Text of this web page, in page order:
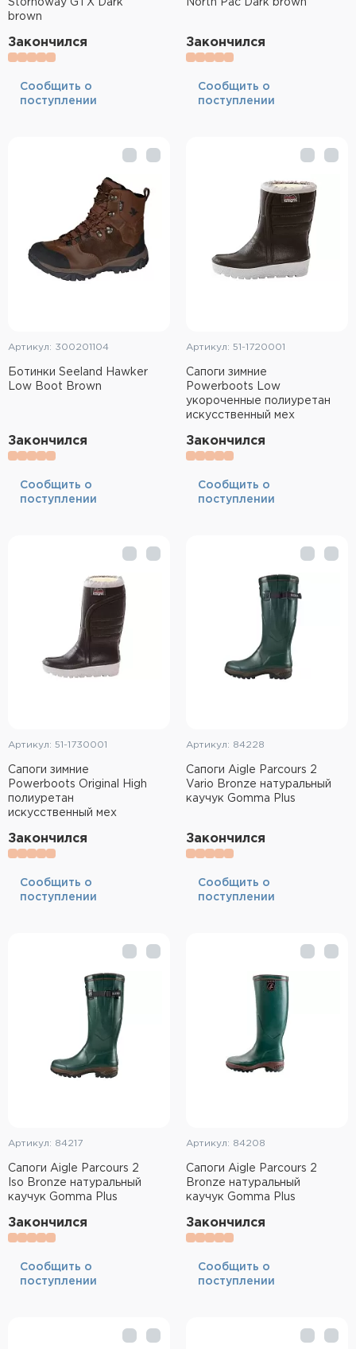
Stornoway GTX Dark
brown
Закончился
Cообщить о
поступлении
North Pac Dark brown
Закончился
Cообщить о
поступлении
Артикул: 300201104
Ботинки Seeland Hawker
Low Boot Brown
Закончился
Cообщить о
поступлении
Артикул: 51-1720001
Сапоги зимние
Powerboots Low
укороченные полиуретан
искусственный мех
Закончился
Cообщить о
поступлении
Артикул: 51-1730001
Сапоги зимние
Powerboots Original High
полиуретан
искусственный мех
Закончился
Cообщить о
поступлении
Артикул: 84228
Сапоги Aigle Parcours 2
Vario Bronze натуральный
каучук Gomma Plus
Закончился
Cообщить о
поступлении
Артикул: 84217
Сапоги Aigle Parcours 2
Iso Bronze натуральный
каучук Gomma Plus
Закончился
Cообщить о
поступлении
Артикул: 84208
Сапоги Aigle Parcours 2
Bronze натуральный
каучук Gomma Plus
Закончился
Cообщить о
поступлении